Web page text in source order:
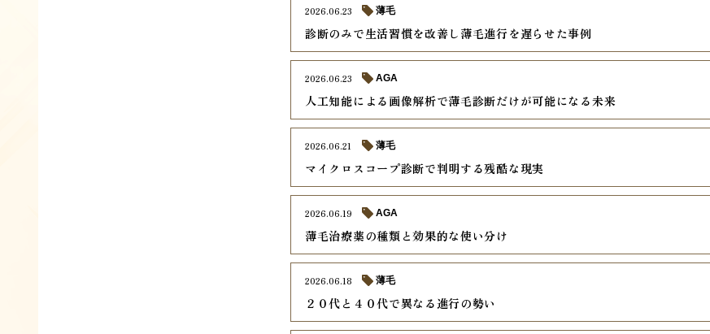
診断のみで生活習慣を改善し薄毛進行を遅らせた事例
2026.06.23 薄毛
人工知能による画像解析で薄毛診断だけが可能になる未来
2026.06.23 AGA
マイクロスコープ診断で判明する残酷な現実
2026.06.21 薄毛
薄毛治療薬の種類と効果的な使い分け
2026.06.19 AGA
２０代と４０代で異なる進行の勢い
2026.06.18 薄毛